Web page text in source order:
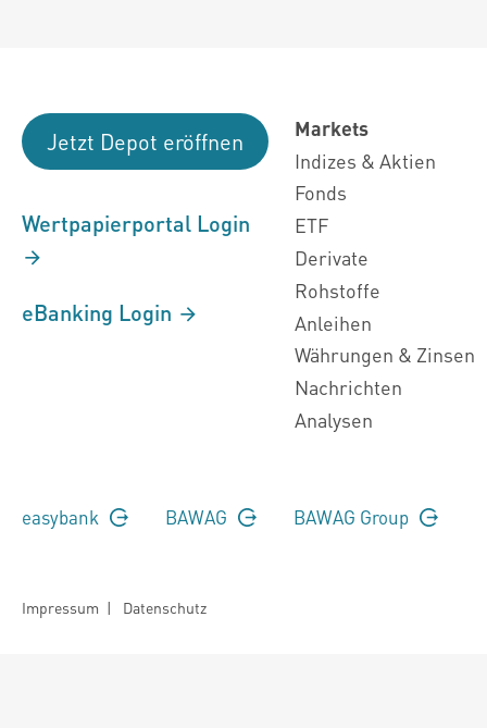
Jetzt Depot eröffnen
Wertpapierportal Login
eBanking Login
Markets
Indizes & Aktien
Fonds
ETF
Derivate
Rohstoffe
Anleihen
Währungen & Zinsen
Nachrichten
Analysen
easybank BAWAG BAWAG Group
Impressum | Datenschutz